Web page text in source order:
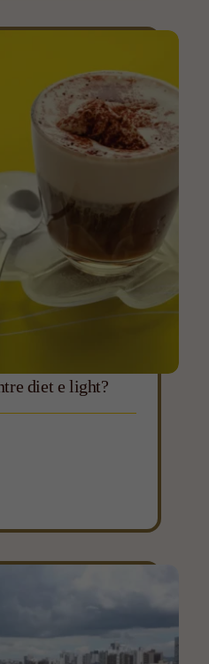
diet e light?